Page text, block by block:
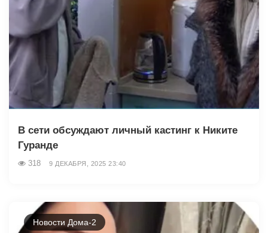
В сети обсуждают личный кастинг к Никите
Гуранде
318 9 ДЕКАБРЯ, 2025 23:40
Новости Дома-2